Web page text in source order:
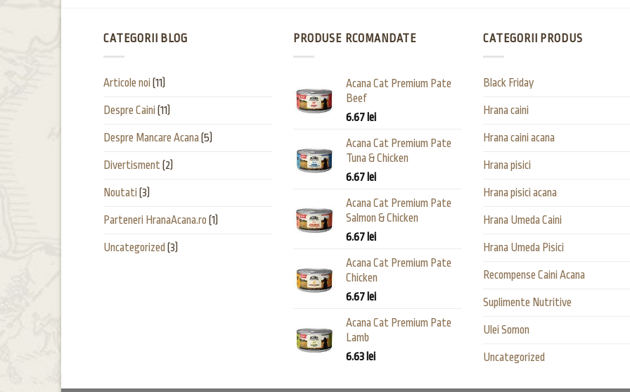
CATEGORII BLOG
Articole noi (11)
Despre Caini (11)
Despre Mancare Acana (5)
Divertisment(2)
Noutati (3)
Parteneri HranaAcana.ro (1)
Uncategorized (3)
PRODUSE RCOMANDATE
Acana Cat Premium Pate
Beef
6.67 lei
Acana Cat Premium Pate
Tuna & Chicken
6.67 lei
Acana Cat Premium Pate
Salmon & Chicken
6.67 lei
Acana Cat Premium Pate
Chicken
6.67 lei
Acana Cat Premium Pate
Lamb
6.63 lei
CATEGORII PRODUS
Black Friday
Hrana caini
Hrana caini acana
Hrana pisici
Hrana pisici acana
Hrana Umeda Caini
Hrana Umeda Pisici
Recompense Caini Acana
Suplimente Nutritive
Ulei Somon
Uncategorized